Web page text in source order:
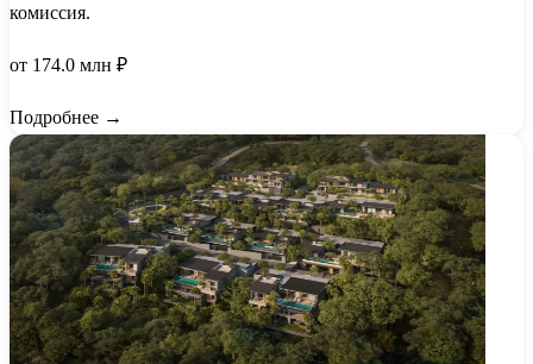
комиссия.
от 174.0 млн ₽
Подробнее →